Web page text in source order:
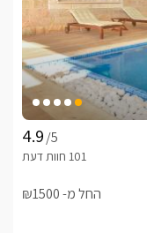
/5
החל מ- ₪1500